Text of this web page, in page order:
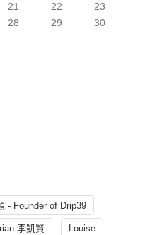
21 22
23
28 29
30
- Founder of Drip39
李凱賢 Louise